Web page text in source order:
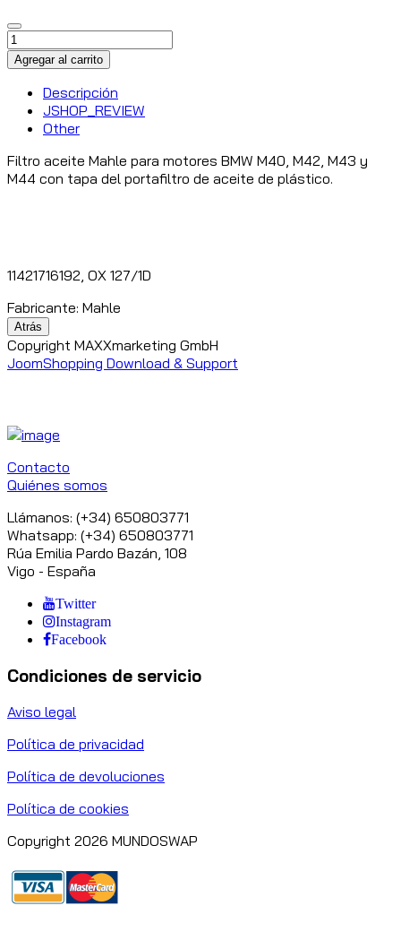
Descripción
JSHOP_REVIEW
Other
Filtro aceite Mahle para motores BMW M40, M42, M43 y
M44 con tapa del portafiltro de aceite de plástico.
11421716192, OX 127/1D
Fabricante: Mahle
Copyright MAXXmarketing GmbH
JoomShopping Download & Support
Contacto
Quiénes somos
Llámanos: (+34) 650803771
Whatsapp: (+34) 650803771
Rúa Emilia Pardo Bazán, 108
Vigo - España
Twitter
Instagram
Facebook
Condiciones de servicio
Aviso legal
Política de privacidad
Política de devoluciones
Política de cookies
Copyright 2026 MUNDOSWAP